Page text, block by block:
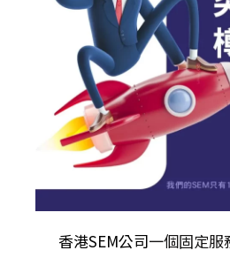
香港SEM公司一個固定服